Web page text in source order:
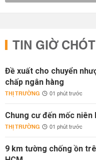
TIN GIỜ CHÓT
Đề xuất cho chuyển
chấp ngân hàng
THỊ TRƯỜNG 01 phút trước
Chung cư đến mốc
THỊ TRƯỜNG 01 phút trước
9 km tường chống ồn